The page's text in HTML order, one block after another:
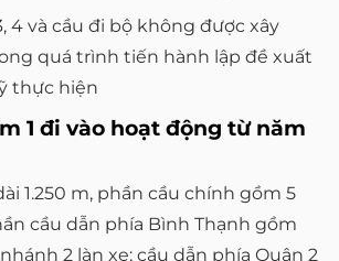
4 và cầu đi bộ không được xây
quá trình tiến hành lập đề xuất
thực hiện
1 đi vào hoạt động từ năm
1.250 m, phần cầu chính gồm 5
cầu dẫn phía Bình Thạnh gồm
2 làn xe; cầu dẫn phía Quận 2